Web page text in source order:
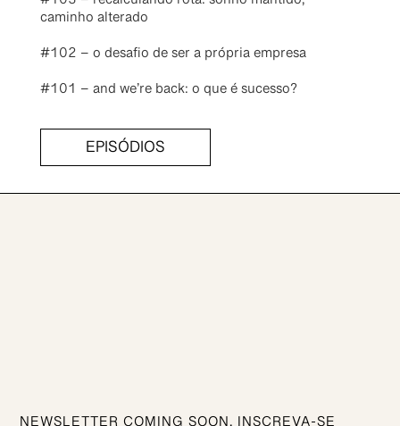
caminho alterado
#102 – o desafio de ser a própria empresa
#101 – and we’re back: o que é sucesso?
EPISÓDIOS